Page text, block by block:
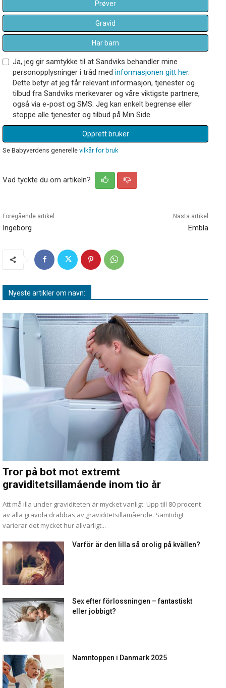
Prøver
Gravid
Har barn
Ja, jeg gir samtykke til at Sandviks behandler mine
personopplysninger i tråd med informasjonen gitt her.
Dette betyr at jeg får relevant informasjon, tjenester og
tilbud fra Sandviks merkevarer og våre viktigste partnere,
også via e-post og SMS. Jeg kan enkelt begrense eller
stoppe alle tjenester og tilbud på Min Side.
Opprett bruker
Se Babyverdens generelle vilkår for bruk
Vad tyckte du om artikeln?
Föregående artikel
Ingeborg
Nästa artikel
Embla
Nyeste artikler om navn:
Tror på bot mot extremt
graviditetsillamående inom tio år
Att må illa under graviditeten är mycket vanligt. Upp till 80 procent
av alla gravida drabbas av graviditetsillamående. Samtidigt
varierar det mycket hur allvarligt...
Varför är den lilla så orolig på kvällen?
Sex efter förlossningen – fantastiskt
eller jobbigt?
Namntoppen i Danmark 2025